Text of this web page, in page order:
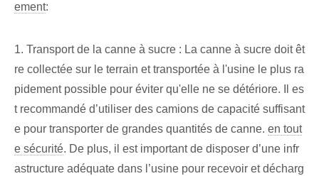
ement:
1. Transport de la canne à sucre : La canne à sucre doit êt
re collectée sur le terrain et transportée à l'usine le plus ra
pidement possible pour éviter qu'elle ne se détériore. Il es
t recommandé d’utiliser des camions de capacité suffisant
e pour transporter de grandes quantités de canne. en tout
e sécurité. De plus, il est important de disposer d’une infr
astructure adéquate dans l’usine pour recevoir et décharg